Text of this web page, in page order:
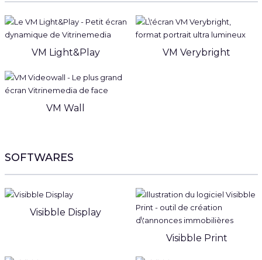
VM Light&Play VM Verybright
VM Wall
SOFTWARES
Visibble Display
Visibble Print